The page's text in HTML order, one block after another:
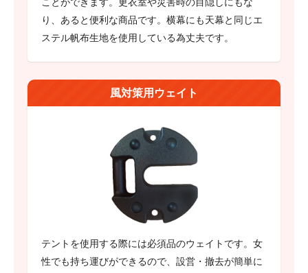
ことができます。更衣室や災害時の目隠しにもな
り、あると便利な商品です。横幕にも天幕と同じエ
ステル帆布生地を使用している為丈夫です。
風対策用ウェイト
テントを使用する際には必須品のウェイトです。女
性でも持ち運びができるので、設営・撤去が簡単に